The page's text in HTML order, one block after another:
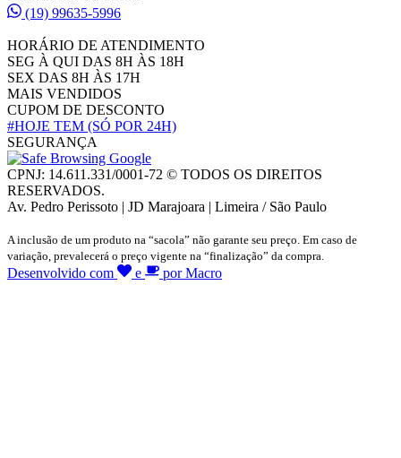
(19) 99635-5996
HORÁRIO DE ATENDIMENTO
SEG À QUI DAS 8H ÀS 18H
SEX DAS 8H ÀS 17H
MAIS VENDIDOS
CUPOM DE DESCONTO
#HOJE TEM (SÓ POR 24H)
SEGURANÇA
CPNJ: 14.611.331/0001-72 © TODOS OS DIREITOS
RESERVADOS.
Av. Pedro Perissoto | JD Marajoara | Limeira / São Paulo
A inclusão de um produto na “sacola” não garante seu preço. Em caso de
variação, prevalecerá o preço vigente na “finalização” da compra.
Desenvolvido com e por Macro